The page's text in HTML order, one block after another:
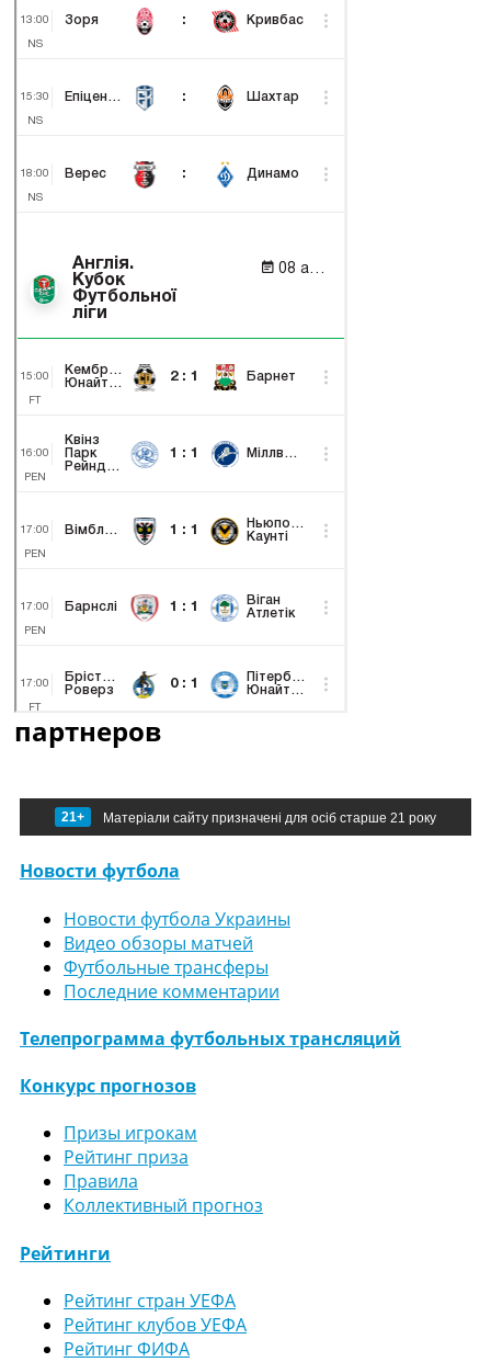
партнеров
21+ Матеріали сайту призначені для осіб старше 21 року
Новости футбола
Новости футбола Украины
Видео обзоры матчей
Футбольные трансферы
Последние комментарии
Телепрограмма футбольных трансляций
Конкурс прогнозов
Призы игрокам
Рейтинг приза
Правила
Коллективный прогноз
Рейтинги
Рейтинг стран УЕФА
Рейтинг клубов УЕФА
Рейтинг ФИФА